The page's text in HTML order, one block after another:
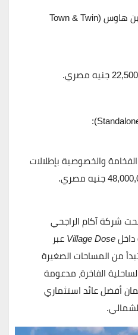
وحدات التاون هاوس والتوين هاوس (Town & Twin
جنيه مصري .
والخصوصية بإطلالات
جنيه مصري .
شركة آكام الراجحي
Village Doseعبر
من المساحات الصغيرة
الفاخرة، مدعومة
أفضل عائد استثماري